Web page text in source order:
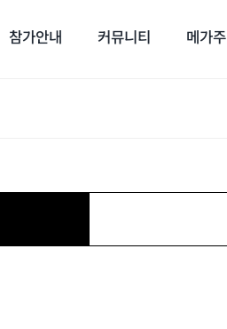
참가안내 커뮤니티 메가주